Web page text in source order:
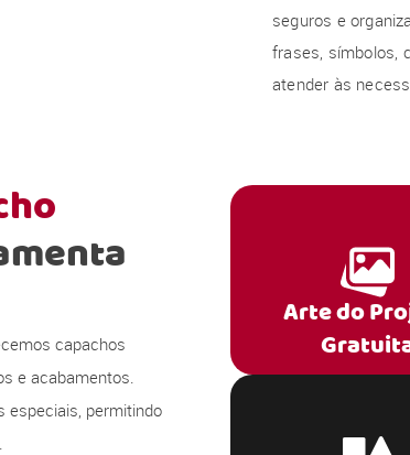
seguros e
frases, símbolos,
atender às
capachos
e acabamentos.
especiais, permitindo
Arte do